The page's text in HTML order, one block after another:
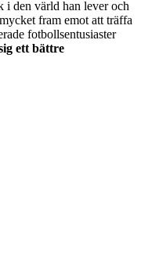
i den värld han lever och
fram emot att träffa
fotbollsentusiaster
ett bättre